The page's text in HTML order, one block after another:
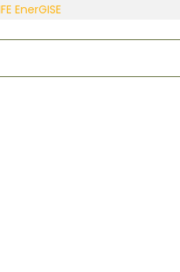
EnerGISE